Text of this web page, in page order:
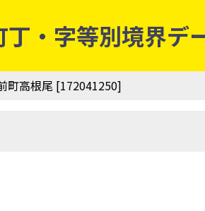
・字等別境界デ
町高根尾 [172041250]